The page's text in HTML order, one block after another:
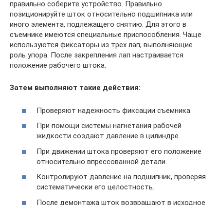
правильно соберите устройство. Правильно
позиционируйте шток относительно подшипника или
иного элемента, подлежащего снятию. Для этого в
съемнике имеются специальные приспособления. Чаще
используются фиксаторы из трех лап, выполняющие
роль упора. После закрепления лап настраивается
положение рабочего штока.
Затем выполняют такие действия:
Проверяют надежность фиксации съемника.
При помощи системы нагнетания рабочей
жидкости создают давление в цилиндре.
При движении штока проверяют его положение
относительно впрессованной детали.
Контролируют давление на подшипник, проверяя
систематически его целостность.
После демонтажа шток возвращают в исходное